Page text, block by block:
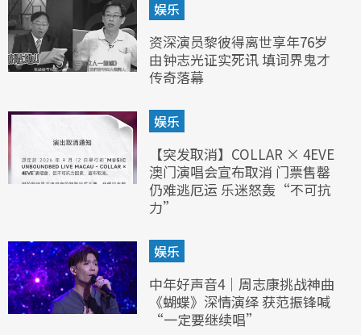
娱乐
资深演员黎彼得离世享年76岁
由钟志光证实死讯 填词界鬼才
传奇落幕
娱乐
【突发取消】COLLAR × 4EVE
澳门演唱会宣布取消 门票售罄
仍难逃厄运 乐迷怒轰“不可抗
力”
娱乐
中年好声音4｜周志康挑战神曲
《蝴蝶》深情演绎 获范振锋喊
“一定要继续唱”